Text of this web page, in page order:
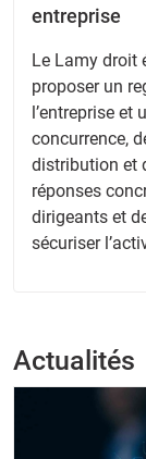
entreprise
Le Lamy droit
proposer un
l’entreprise
concurrence,
distribution et
réponses
dirigeants et
sécuriser
Actualités